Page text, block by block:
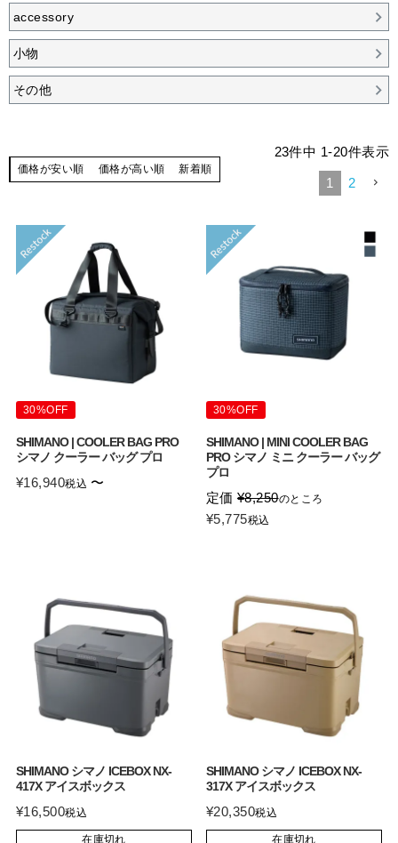
accessory
小物
その他
価格が安い順 価格が高い順 新着順
23件中 1-20件表示
1 2
30%OFF
SHIMANO | COOLER BAG PRO
シマノ クーラー バッグ プロ
¥16,940税込 〜
30%OFF
SHIMANO | MINI COOLER BAG
PRO シマノ ミニ クーラー バッグ
プロ
定価 ¥8,250のところ
¥5,775税込
SHIMANO シマノ ICEBOX NX-
417X アイスボックス
¥16,500税込
在庫切れ
SHIMANO シマノ ICEBOX NX-
317X アイスボックス
¥20,350税込
在庫切れ